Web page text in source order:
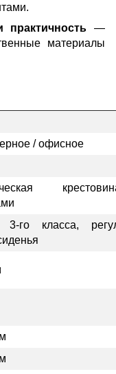
—
материалы
/ офисное
3-го класса,